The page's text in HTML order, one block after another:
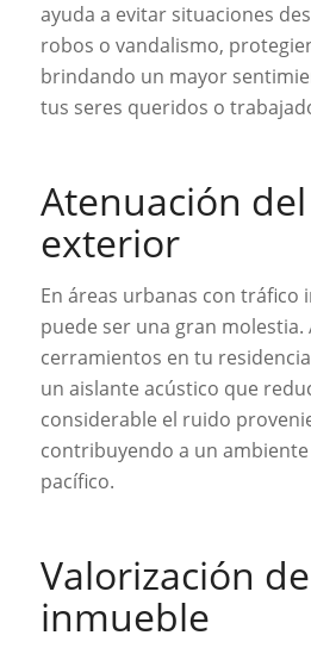
ayuda a evitar situaciones
robos o vandalismo,
brindando un mayor
tus seres queridos o
Atenuación
exterior
En áreas urbanas con tráfico
puede ser una gran molestia.
cerramientos en tu
un aislante acústico que
considerable el ruido
contribuyendo a un
pacífico.
Valorización
inmueble